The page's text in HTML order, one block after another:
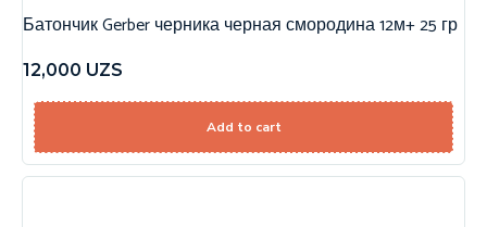
Батончик Gerber черника черная смородина 12м+ 25 гр
12,000 UZS
Add to cart